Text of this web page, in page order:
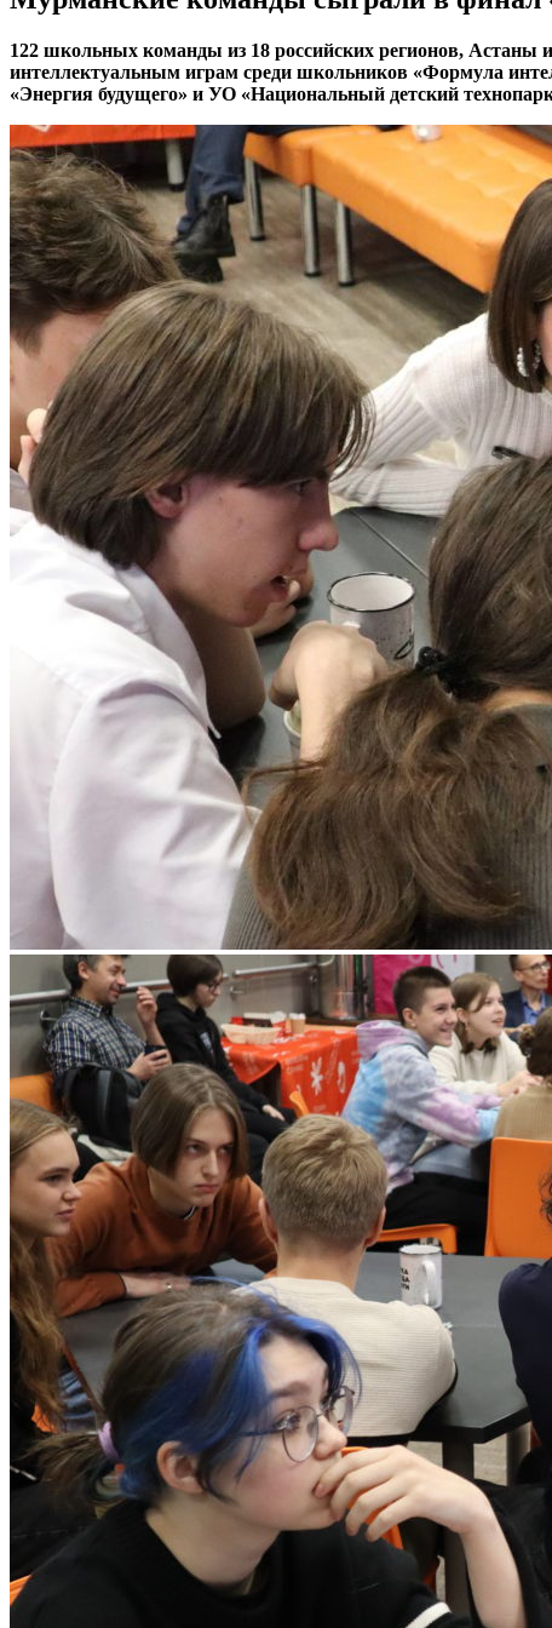
122 школьных команды из 18 российских регионов, Астаны
интеллектуальным играм среди школьников «Формула
«Энергия будущего» и УО «Национальный детский